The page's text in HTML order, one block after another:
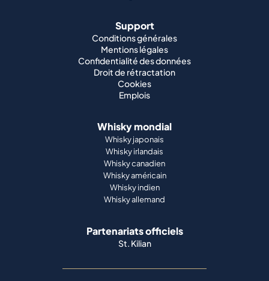
Support
Conditions générales
Mentions légales
Confidentialité des données
Droit de rétractation
Cookies
Emplois
Whisky mondial
Whisky japonais
Whisky irlandais
Whisky canadien
Whisky américain
Whisky indien
Whisky allemand
Partenariats officiels
St. Kilian